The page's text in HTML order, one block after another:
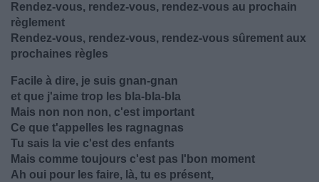
Rendez-vous, rendez-vous, rendez-vous au prochain
règlement
Rendez-vous, rendez-vous, rendez-vous sûrement aux
prochaines règles
Facile à dire, je suis gnan-gnan
et que j'aime trop les bla-bla-bla
Mais non non non, c'est important
Ce que t'appelles les ragnagnas
Tu sais la vie c'est des enfants
Mais comme toujours c'est pas l'bon moment
Ah oui pour les faire, là, tu es présent,